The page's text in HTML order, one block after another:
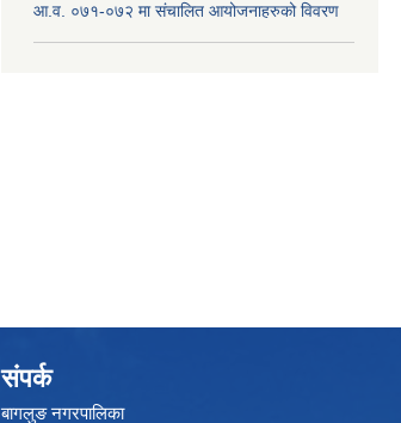
आ.व. ०७१-०७२ मा संचालित आयोजनाहरुको विवरण
संपर्क
बागलुङ नगरपालिका